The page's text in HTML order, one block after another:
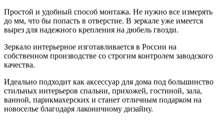
Простой и удобный способ монтажа. Не нужно все измерять
до мм, что бы попасть в отверстие. В зеркале уже имеется
вырез для надежного крепления на дюбель гвозди.
Зеркало интерьерное изготавливается в России на
собственном производстве со строгим контролем заводского
качества.
Идеально подходит как аксессуар для дома под большинство
стильных интерьеров спальни, прихожей, гостиной, зала,
ванной, парикмахерских и станет отличным подарком на
новоселье благодаря лаконичному дизайну.